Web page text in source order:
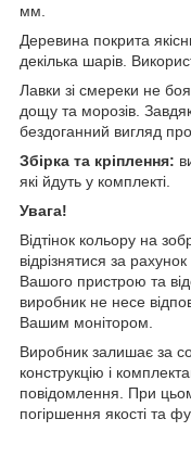
мм.
Деревина покрита
декілька шарів.
Лавки зі смереки не
дощу та морозів.
бездоганний вигляд
Збірка та кріплення:
які йдуть у комплекті.
Увага!
Відтінок кольору на
відрізнятися за
Вашого пристрою та
виробник не несе
Вашим монітором.
Виробник залишає за
конструкцію і
повідомлення. При
погіршення якості та